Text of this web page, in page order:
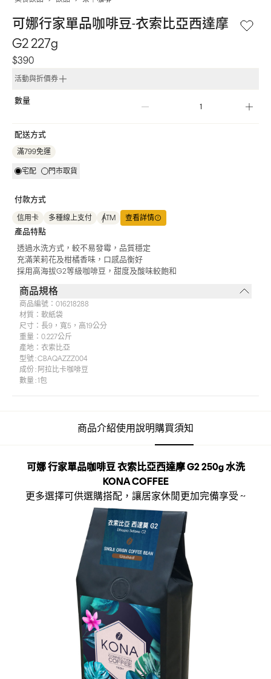
可娜行家單品咖啡豆-衣索比亞西達摩
G2 227g
$390
活動與折價券
數量
配送方式
滿799免運
宅配 門市取貨
付款方式
信用卡 多種線上支付 ATM 查看詳情
產品特點
透過水洗方式，較不易發霉，品質穩定
充滿茉莉花及柑橘香味，口感品衡好
採用高海拔G2等級咖啡豆，甜度及酸味較飽和
商品規格
商品編號： 016218288
材質： 軟紙袋
尺寸： 長9，寬5，高19公分
重量： 0.227公斤
產地： 衣索比亞
型號 : CBAQAZZZ004
成份 : 阿拉比卡咖啡豆
數量 : 1包
商品介紹使用說明購買須知
可娜 行家單品咖啡豆 衣索比亞西達摩 G2 250g 水洗
KONA COFFEE
更多選擇可供選購搭配，讓居家休閒更加完備享受 ~